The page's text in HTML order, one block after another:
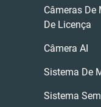
Câmeras De
De Licença
Câmera AI
Sistema De
Sistema